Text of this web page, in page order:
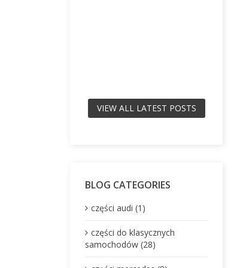
VIEW ALL LATEST POSTS
BLOG CATEGORIES
części audi (1)
części do klasycznych
samochodów (28)